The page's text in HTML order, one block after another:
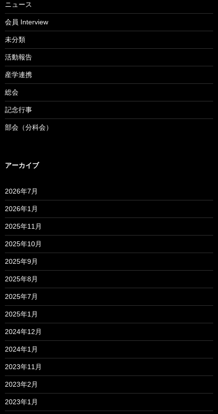
ニュース
会員 Interview
未分類
活動報告
産学連携
総会
記念行事
部会（分科会）
アーカイブ
2026年7月
2026年1月
2025年11月
2025年10月
2025年9月
2025年8月
2025年7月
2025年1月
2024年12月
2024年1月
2023年11月
2023年2月
2023年1月